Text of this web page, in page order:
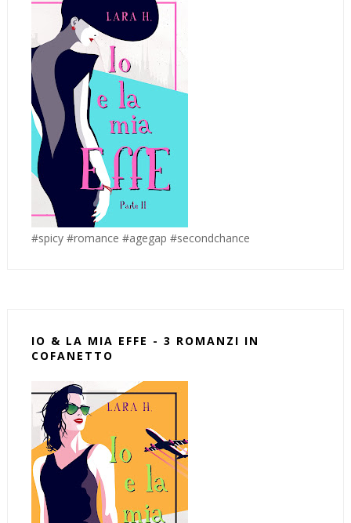
#spicy #romance #agegap #secondchance
IO & LA MIA EFFE - 3 ROMANZI IN
COFANETTO